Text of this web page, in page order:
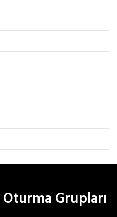
Grupları